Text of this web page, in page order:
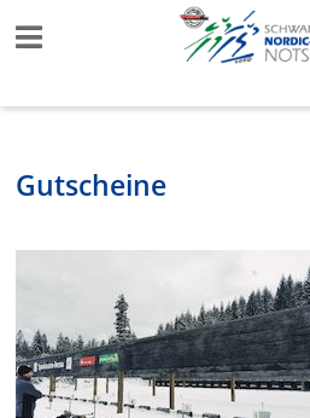
Gutscheine